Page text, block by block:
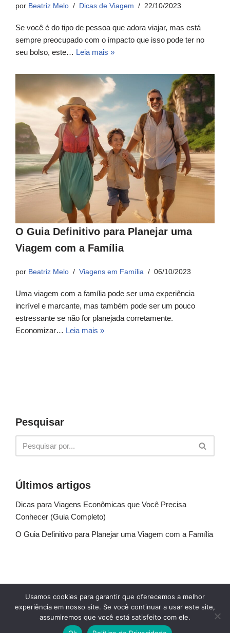
por Beatriz Melo Dicas de Viagem 22/10/2023
Se você é do tipo de pessoa que adora viajar, mas está
sempre preocupado com o impacto que isso pode ter no
seu bolso, este… Leia mais »
O Guia Definitivo para Planejar uma
Viagem com a Família
por Beatriz Melo Viagens em Família 06/10/2023
Uma viagem com a família pode ser uma experiência
incrível e marcante, mas também pode ser um pouco
estressante se não for planejada corretamente.
Economizar… Leia mais »
Pesquisar
Últimos artigos
Dicas para Viagens Econômicas que Você Precisa
Conhecer (Guia Completo)
O Guia Definitivo para Planejar uma Viagem com a Família
Sobre Nós Fale conosco
Política de Privacidade
Termos de uso
Glossário Blog
© Explore Destinos - TODOS OS DIREITOS
Usamos cookies para garantir que oferecemos a melhor
experiência em nosso site. Se você continuar a usar este site,
assumiremos que você está satisfeito com ele.